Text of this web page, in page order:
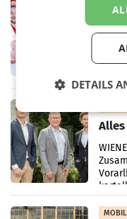
DETAILS